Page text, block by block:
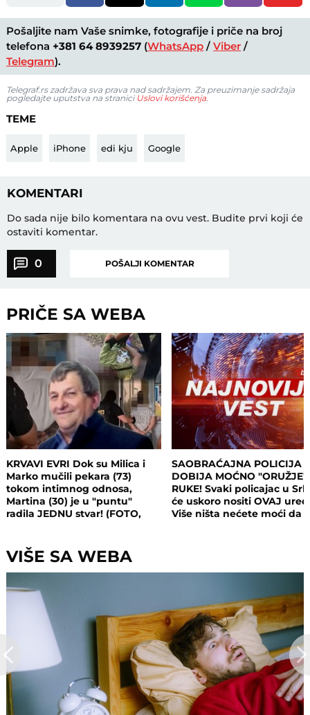
Pošaljite nam Vaše snimke, fotografije i priče na broj
telefona +381 64 8939257 (WhatsApp /Viber /
Telegram).
Telegraf.rs zadržava sva prava nad sadržajem. Za preuzimanje sadržaja
pogledajte uputstva na stranici Uslovi korišćenja.
TEME
Apple iPhone edi kju Google
KOMENTARI
Do sada nije bilo komentara na ovu vest. Budite prvi koji će
ostaviti komentar.
0 POŠALJI KOMENTAR
PRIČE SA WEBA
KRVAVI EVRI Dok su Milica i
Marko mučili pekara (73)
tokom intimnog odnosa,
Martina (30) je u "puntu"
radila JEDNU stvar! (FOTO,
SAOBRAĆAJNA POLICIJA
DOBIJA MOĆNO "ORUŽJE"
RUKE! Svaki policajac u
će uskoro nositi OVAJ
Više ništa nećete moći da
VIŠE SA WEBA